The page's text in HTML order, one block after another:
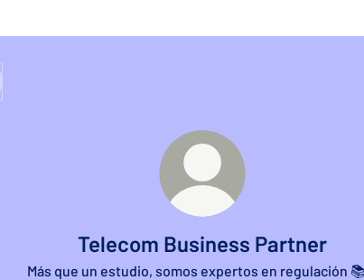
Telecom Business Partner
Más que un estudio, somos expertos en regulación